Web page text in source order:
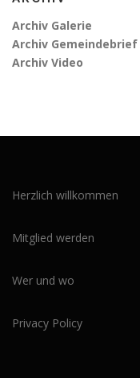
Archiv Galerie
Archiv Gemeindebrief
Archiv Video
Herzlich willkommen
Mitglied werden
Wer und wo
Privacy Policy